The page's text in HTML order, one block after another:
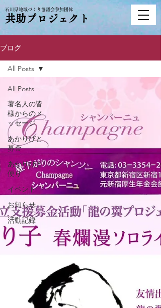
石川県地域づくり協議会参加団体
共助プロジェクト
ブログ
All Posts
著名人の皆
様からのメ
ッセージ
あかりびと
募金
あかりびと
便り
イベント
お知らせ
活動記録
All Posts